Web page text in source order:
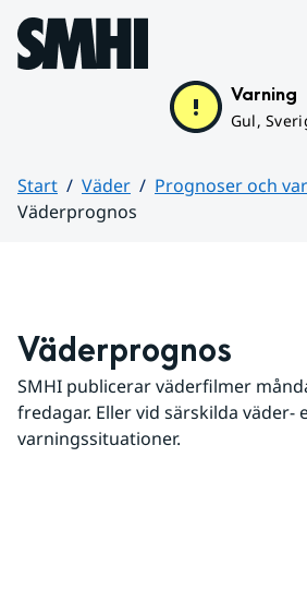
Hoppa till sidans innehåll
Varning
Gul,
Start Väder
Prognoser och
Väderprognos
Väderprognos
SMHI publicerar väderfilmer
fredagar. Eller vid särskilda väder-
varningssituationer.